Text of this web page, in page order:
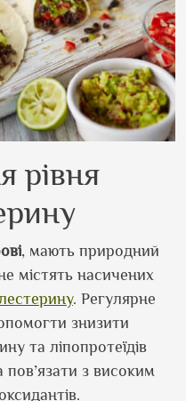
рівня
, мають природний
містять насичених
. Регулярне
знизити
та ліпопротеїдів
пов’язати з високим